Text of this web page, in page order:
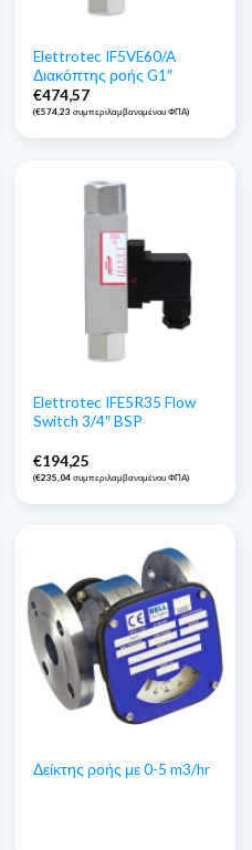
Elettrotec IF5VE60/A
Διακόπτης ροής G1″
€474,57
(€574,23 συμπεριλαμβανομένου ΦΠΑ)
Elettrotec IFE5R35 Flow
Switch 3/4″ BSP
€194,25
(€235,04 συμπεριλαμβανομένου ΦΠΑ)
Δείκτης ροής με 0-5 m3/hr